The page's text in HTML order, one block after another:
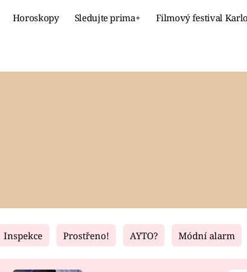
Horoskopy Sledujte prima+ Filmový festival
Fresh Living
Inspekce Prostřeno! AYTO? Módní alarm